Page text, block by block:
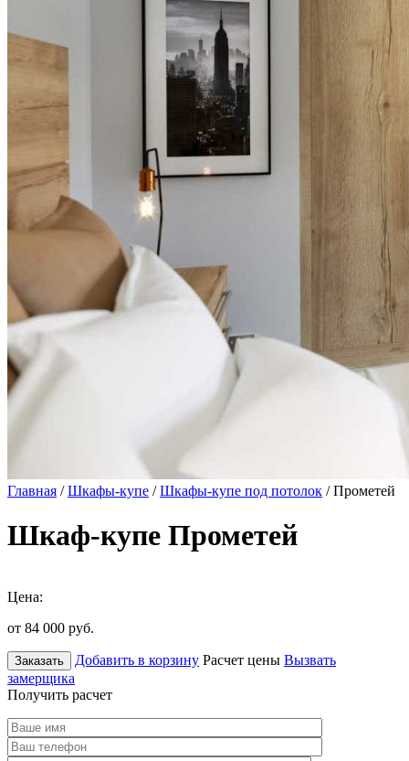
Главная /Шкафы-купе /Шкафы-купе под потолок / Прометей
Шкаф-купе Прометей
Цена:
от 84 000 руб.
Заказать Добавить в корзину Расчет цены Вызвать
замерщика
Получить расчет